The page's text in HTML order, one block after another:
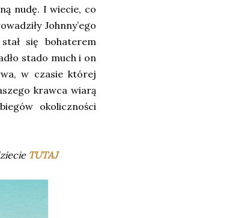
nudę. I wiecie, co
Johnny’ego
się bohaterem
stado much i on
w czasie której
krawca wiarą
okoliczności
TUTAJ